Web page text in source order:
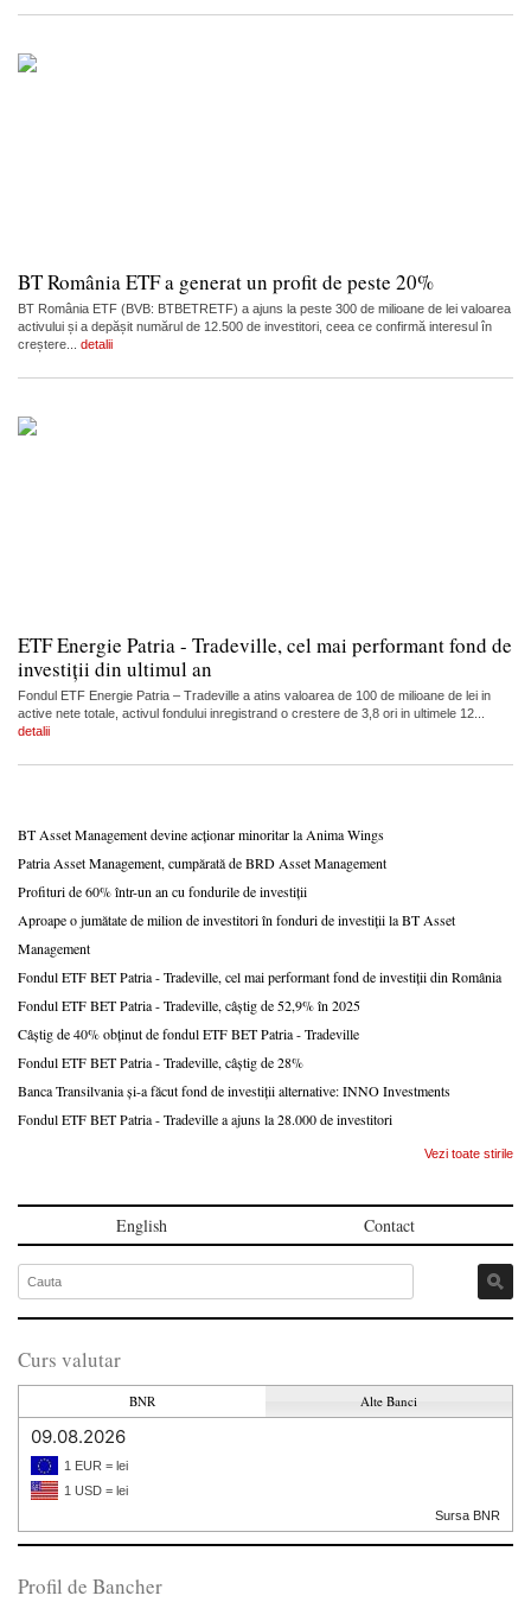
BT România ETF a generat un profit de peste 20%
BT România ETF (BVB: BTBETRETF) a ajuns la peste 300 de milioane de lei valoarea
activului și a depășit numărul de 12.500 de investitori, ceea ce confirmă interesul în
creștere... detalii
ETF Energie Patria - Tradeville, cel mai performant fond de
investiții din ultimul an
Fondul ETF Energie Patria – Tradeville a atins valoarea de 100 de milioane de lei in
active nete totale, activul fondului inregistrand o crestere de 3,8 ori in ultimele 12...
detalii
BT Asset Management devine acționar minoritar la Anima Wings
Patria Asset Management, cumpărată de BRD Asset Management
Profituri de 60% într-un an cu fondurile de investiții
Aproape o jumătate de milion de investitori în fonduri de investiții la BT Asset
Management
Fondul ETF BET Patria - Tradeville, cel mai performant fond de investiții din România
Fondul ETF BET Patria - Tradeville, câștig de 52,9% în 2025
Câștig de 40% obținut de fondul ETF BET Patria - Tradeville
Fondul ETF BET Patria - Tradeville, câștig de 28%
Banca Transilvania și-a făcut fond de investiții alternative: INNO Investments
Fondul ETF BET Patria - Tradeville a ajuns la 28.000 de investitori
Vezi toate stirile
English Contact
Curs valutar
BNR Alte Banci
09.08.2026
1 EUR = lei
1 USD = lei
Sursa BNR
Profil de Bancher